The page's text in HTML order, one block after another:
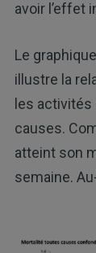
avoir l’effet
Le
illustre la
les
causes.
atteint son
semaine.